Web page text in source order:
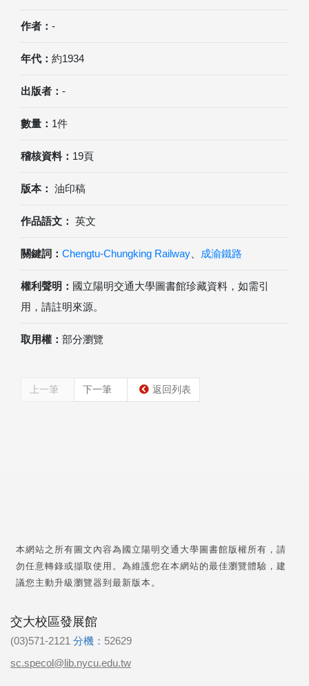
作者： -
年代： 約1934
出版者： -
數量： 1件
稽核資料： 19頁
版本： 油印稿
作品語文： 英文
關鍵詞： Chengtu-Chungking Railway 成渝鐵路
權利聲明： 國立陽明交通大學圖書館珍藏資料，如需引
用，請註明來源。
取用權： 部分瀏覽
上一筆 下一筆 返回列表
本網站之所有圖文內容為國立陽明交通大學圖書館版權所有，請
勿任意轉錄或擷取使用。為維護您在本網站的最佳瀏覽體驗，建
議您主動升級瀏覽器到最新版本。
交大校區發展館
(03)571-2121 分機： 52629
sc.specol@lib.nycu.edu.tw